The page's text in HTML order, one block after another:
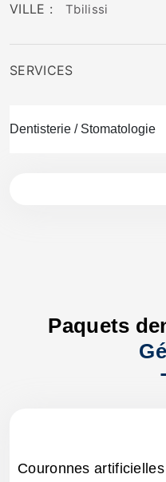
VILLE : Tbilissi
SERVICES
Dentisterie / Stomatologie
Paquets
Couronnes